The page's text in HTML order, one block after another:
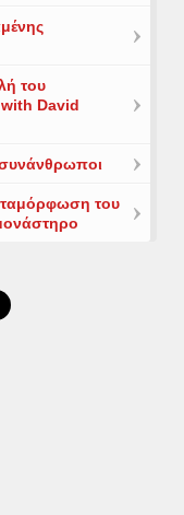
του
with David
του